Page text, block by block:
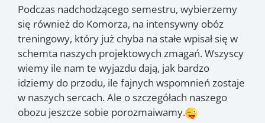
Podczas nadchodzącego semestru, wybierzemy
się również do Komorza, na intensywny obóz
treningowy, który już chyba na stałe wpisał się w
schemta naszych projektowych zmagań. Wszyscy
wiemy ile nam te wyjazdu dają, jak bardzo
idziemy do przodu, ile fajnych wspomnień zostaje
w naszych sercach. Ale o szczegółach naszego
obozu jeszcze sobie porozmaiwamy.